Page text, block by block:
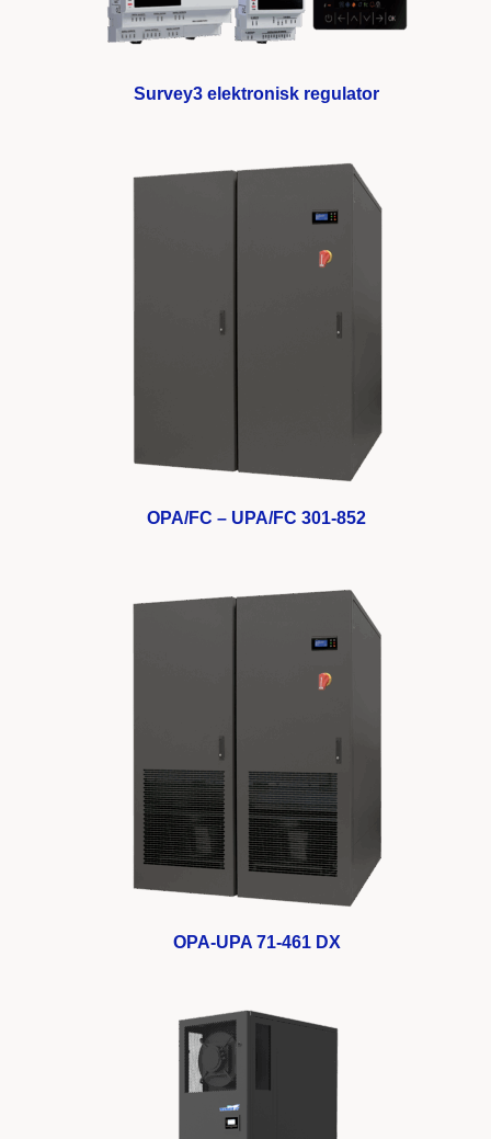
Survey3 elektronisk regulator
OPA/FC – UPA/FC 301-852
OPA-UPA 71-461 DX